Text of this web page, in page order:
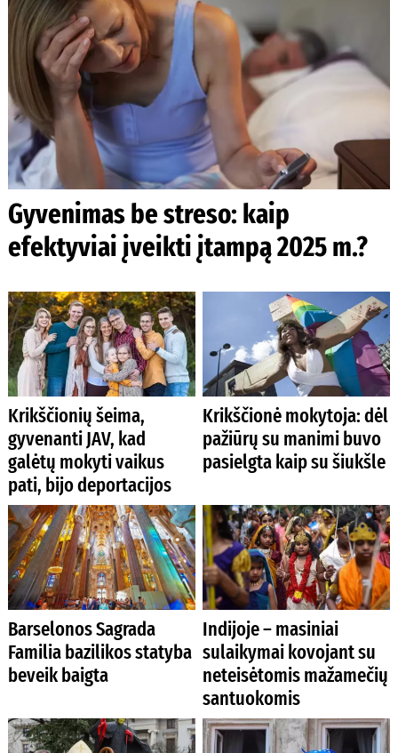
Gyvenimas be streso: kaip
efektyviai įveikti įtampą 2025 m.?
Krikščionių šeima,
gyvenanti JAV, kad
galėtų mokyti vaikus
pati, bijo deportacijos
Krikščionė mokytoja: dėl
pažiūrų su manimi buvo
pasielgta kaip su šiukšle
Barselonos Sagrada
Familia bazilikos statyba
beveik baigta
Indijoje – masiniai
sulaikymai kovojant su
neteisėtomis mažamečių
santuokomis